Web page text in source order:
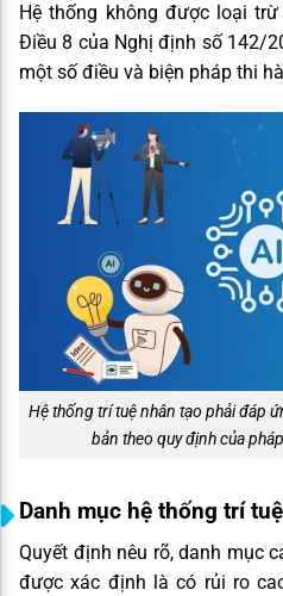
Hệ thống không được loại
Điều 8 của Nghị định số 142/
một số điều và biện pháp thi
Hệ thống trí tuệ nhân tạo phải đáp
bản theo quy định của
Danh mục hệ thống trí
Quyết định nêu rõ, danh mục
được xác định là có rủi ro